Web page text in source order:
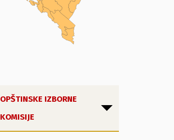
OPŠTINSKE IZBORNE
KOMISIJE